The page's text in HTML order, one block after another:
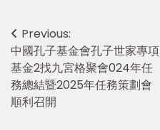
Post
navigation
Previous:
中國孔子基金會孔子世家專項
基金2找九宮格聚會024年任
務總結暨2025年任務策劃會
順利召開